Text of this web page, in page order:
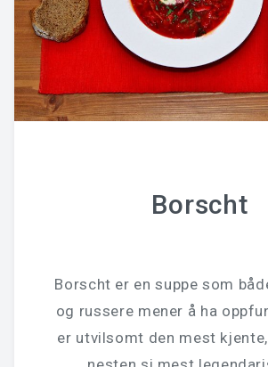
Borscht
Borscht er en suppe som
og russere mener å ha
er utvilsomt den mest kjente,